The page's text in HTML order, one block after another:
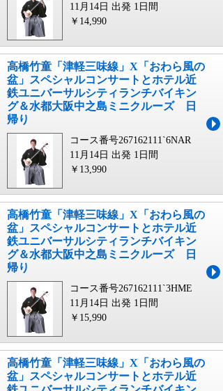
11月14日 出発 1日間
￥14,990
高橋竹童「津軽三味線」X「おわら風の
盆」スペシャルコンサートとホテル近
鉄ユニバーサルシティランチバイキン
グ＆水都大阪中之島ミニクルーズ 日
帰り
コース番号267162111`6NAR
11月14日 出発 1日間
￥13,990
高橋竹童「津軽三味線」X「おわら風の
盆」スペシャルコンサートとホテル近
鉄ユニバーサルシティランチバイキン
グ＆水都大阪中之島ミニクルーズ 日
帰り
コース番号267162111`3HME
11月14日 出発 1日間
￥15,990
高橋竹童「津軽三味線」X「おわら風の
盆」スペシャルコンサートとホテル近